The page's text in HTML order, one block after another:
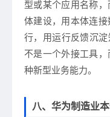
型或某个应用名称
体建设，用本体连
行，用运行反馈沉
不是一个外接工具
种新型业务能力。
八、华为制造业